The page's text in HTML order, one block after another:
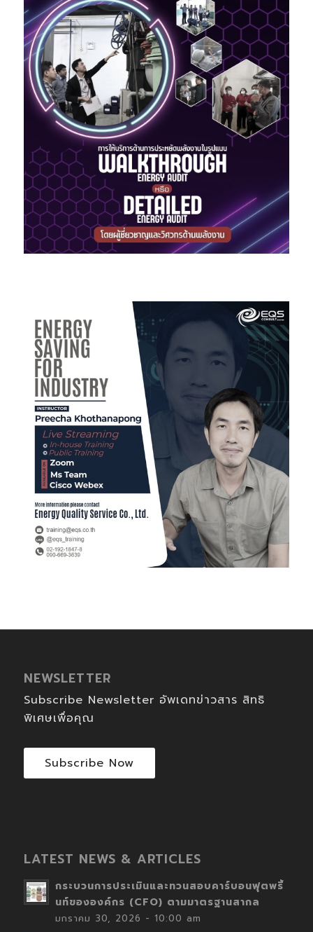
NEWSLETTER
Subscribe Newsletter อัพเดทข่าวสาร สิทธิ
พิเศษเพื่อคุณ
Subscribe Now
LATEST NEWS & ARTICLES
กระบวนการประเมินและทวนสอบคาร์บอนฟุตพริ้
นท์ขององค์กร (CFO) ตามมาตรฐานสากล
มกราคม 30, 2026 - 10:00 am